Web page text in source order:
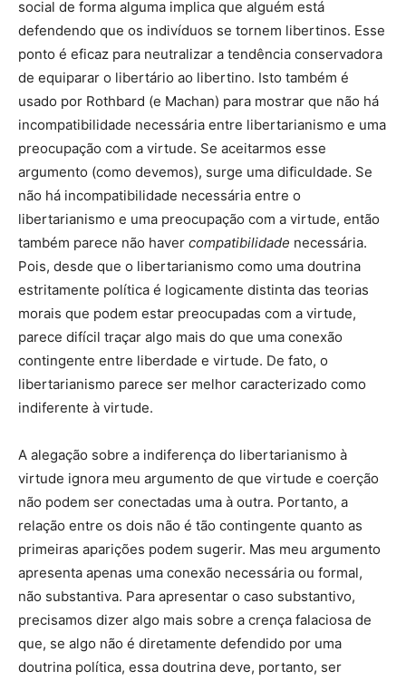
social de forma alguma implica que alguém está
defendendo que os indivíduos se tornem libertinos. Esse
ponto é eficaz para neutralizar a tendência conservadora
de equiparar o libertário ao libertino. Isto também é
usado por Rothbard (e Machan) para mostrar que não há
incompatibilidade necessária entre libertarianismo e uma
preocupação com a virtude. Se aceitarmos esse
argumento (como devemos), surge uma dificuldade. Se
não há incompatibilidade necessária entre o
libertarianismo e uma preocupação com a virtude, então
também parece não haver compatibilidade necessária.
Pois, desde que o libertarianismo como uma doutrina
estritamente política é logicamente distinta das teorias
morais que podem estar preocupadas com a virtude,
parece difícil traçar algo mais do que uma conexão
contingente entre liberdade e virtude. De fato, o
libertarianismo parece ser melhor caracterizado como
indiferente à virtude.
A alegação sobre a indiferença do libertarianismo à
virtude ignora meu argumento de que virtude e coerção
não podem ser conectadas uma à outra. Portanto, a
relação entre os dois não é tão contingente quanto as
primeiras aparições podem sugerir. Mas meu argumento
apresenta apenas uma conexão necessária ou formal,
não substantiva. Para apresentar o caso substantivo,
precisamos dizer algo mais sobre a crença falaciosa de
que, se algo não é diretamente defendido por uma
doutrina política, essa doutrina deve, portanto, ser